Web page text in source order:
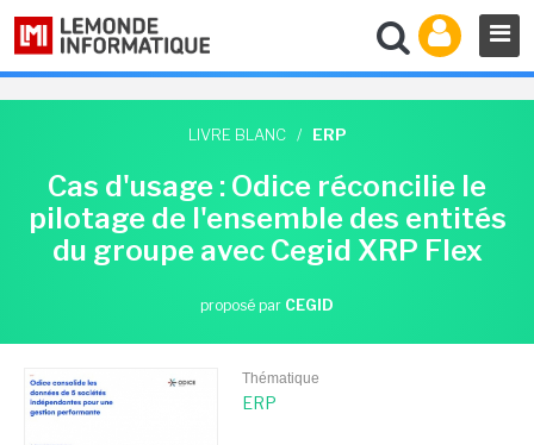
LIVRE BLANC / ERP
Cas d'usage : Odice réconcilie le
pilotage de l'ensemble des entités
du groupe avec Cegid XRP Flex
proposé par CEGID
Thématique
ERP